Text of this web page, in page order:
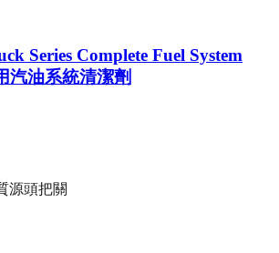
Series Complete Fuel System
汽油系統清潔劑
源頭把關